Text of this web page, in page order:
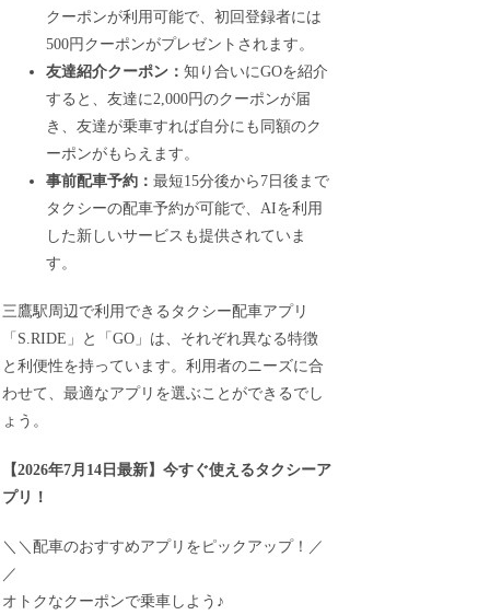
クーポンが利用可能で、初回登録者には
500円クーポンがプレゼントされます。
友達紹介クーポン：知り合いにGOを紹介
すると、友達に2,000円のクーポンが届
き、友達が乗車すれば自分にも同額のク
ーポンがもらえます。
事前配車予約：最短15分後から7日後まで
タクシーの配車予約が可能で、AIを利用
した新しいサービスも提供されていま
す。
三鷹駅周辺で利用できるタクシー配車アプリ
「S.RIDE」と「GO」は、それぞれ異なる特徴
と利便性を持っています。利用者のニーズに合
わせて、最適なアプリを選ぶことができるでし
ょう。
【2026年7月14日最新 】今すぐ使えるタクシーア
プリ！
＼＼配車のおすすめアプリをピックアップ！／
／
オトクなクーポンで乗車しよう♪